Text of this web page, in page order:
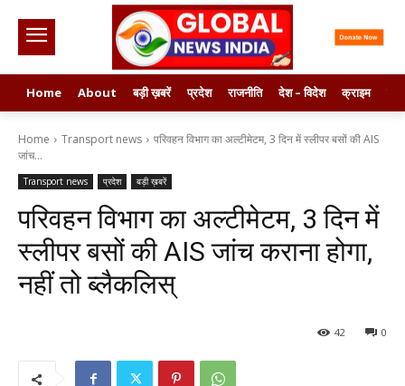
Home About बड़ी ख़बरें प्रदेश राजनीति देश – विदेश क्राइम
Home Transport news
परिवहन विभाग का अल्टीमेटम, 3 दिन में स्लीपर बसों की AIS
जांच...
Transport news प्रदेश बड़ी ख़बरें
परिवहन विभाग का अल्टीमेटम, 3 दिन में
स्लीपर बसों की AIS जांच कराना होगा,
नहीं तो ब्लैकलिस्
0
42